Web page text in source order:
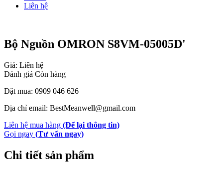
Liên hệ
Bộ Nguồn OMRON S8VM-05005D'
Giá: Liên hệ
Đánh giá Còn hàng
Đặt mua: 0909 046 626
Địa chỉ email: BestMeanwell@gmail.com
Liên hệ mua hàng (Để lại thông tin)
Gọi ngay (Tư vấn ngay)
Chi tiết sản phẩm